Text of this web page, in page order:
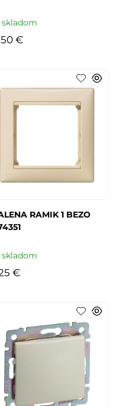
skladom
€
RAMIK 1 BEZO
skladom
€